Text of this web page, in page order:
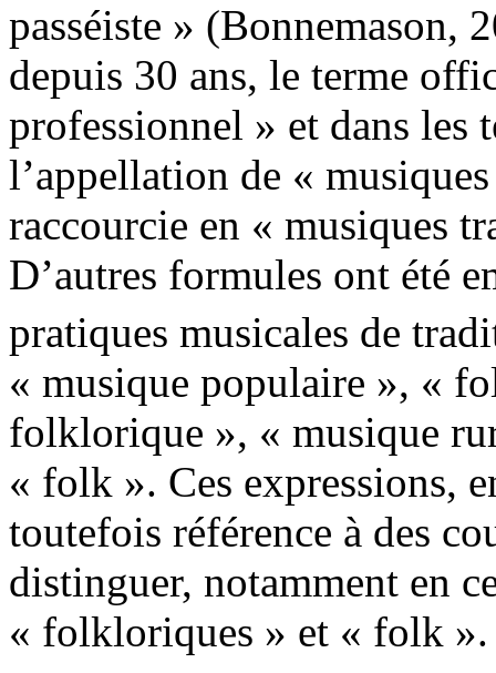
passéiste » (Bonnemason,
depuis 30 ans, le terme
professionnel » et dans les
l’appellation de «
raccourcie en « musiques
D’autres formules ont été
pratiques musicales de
« musique populaire », «
folklorique », « musique
« folk ». Ces expressions,
toutefois référence à des
distinguer, notamment en
« folkloriques » et « folk ».